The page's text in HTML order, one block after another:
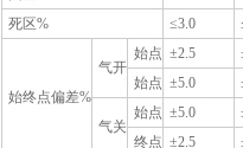
死区%
≤3.0
始终点偏差%
气开
始点 ±2.5
始点 ±5.0
气关
始点 ±5.0
终点 ±2.5